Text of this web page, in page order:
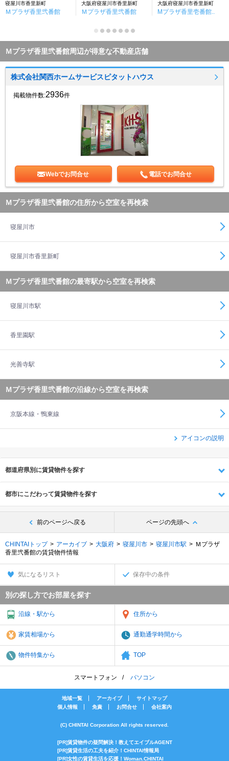
寝屋川市香里新町
Ｍプラザ香里弐番館
大阪府寝屋川市香里新町
Ｍプラザ香里弐番館
大阪府寝屋川市香里新町
Mプラザ香里壱番館..
Ｍプラザ香里弐番館周辺が得意な不動産店舗
株式会社関西ホームサービスピタットハウス
掲載物件数:2936件
Webでお問合せ 電話でお問合せ
Ｍプラザ香里弐番館の住所から空室を再検索
寝屋川市
寝屋川市香里新町
Ｍプラザ香里弐番館の最寄駅から空室を再検索
寝屋川市駅
香里園駅
光善寺駅
Ｍプラザ香里弐番館の沿線から空室を再検索
京阪本線・鴨東線
アイコンの説明
都道府県別に賃貸物件を探す
都市にこだわって賃貸物件を探す
前のページへ戻る ページの先頭へ
CHINTAIトップ アーカイブ 大阪府 寝屋川市 寝屋川市駅
Ｍプラザ
香里弐番館の賃貸物件情報
気になるリスト 保存中の条件
別の探し方でお部屋を探す
沿線・駅から 住所から
家賃相場から 通勤通学時間から
物件特集から TOP
スマートフォン パソコン
地域一覧 アーカイブ
サイトマップ
個人情報
免責 お問合せ 会社案内
(C) CHINTAI Corporation All rights reserved.
[PR]賃貸物件の疑問解決！教えてエイブルAGENT
[PR]賃貸生活の工夫を紹介！CHINTAI情報局
[PR]女性の賃貸生活を応援！Woman.CHINTAI